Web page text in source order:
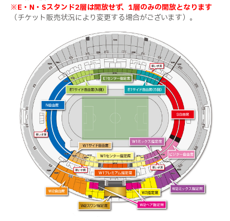
※E・N・Sスタンド2層は開放せず、1層のみの開放となります
（チケット販売状況により変更する場合がございます）。